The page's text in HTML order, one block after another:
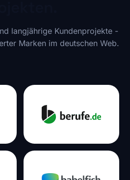
langjährige Kundenprojekte -
Marken im deutschen Web.